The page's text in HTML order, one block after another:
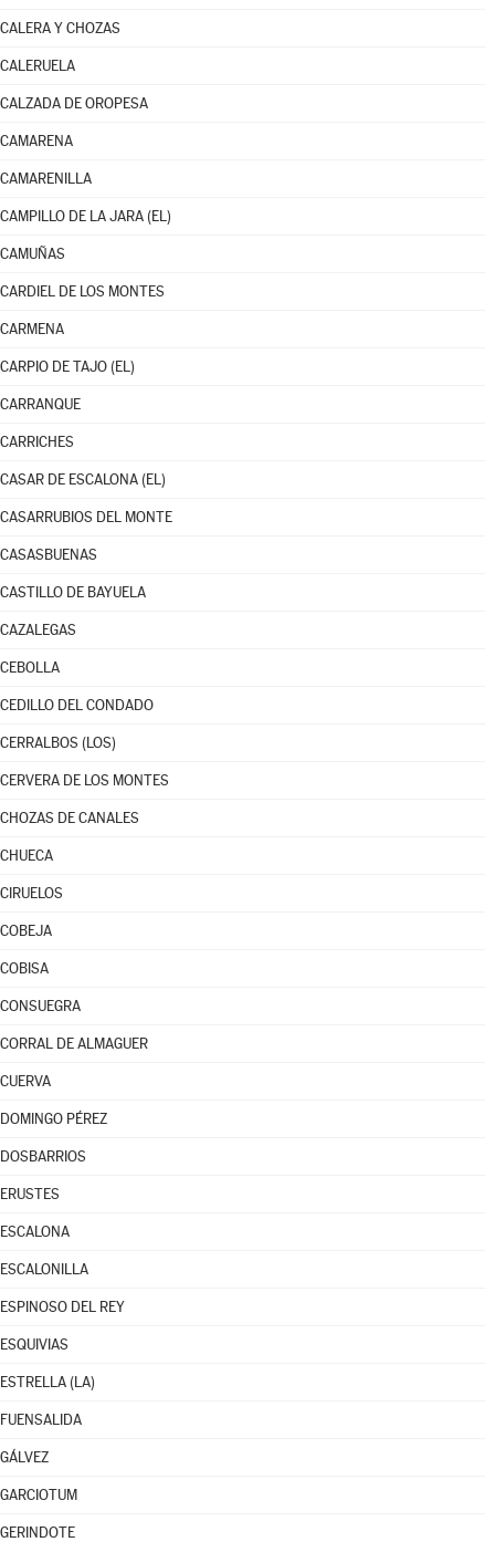
CALERA Y CHOZAS
CALERUELA
CALZADA DE OROPESA
CAMARENA
CAMARENILLA
CAMPILLO DE LA JARA (EL)
CAMUÑAS
CARDIEL DE LOS MONTES
CARMENA
CARPIO DE TAJO (EL)
CARRANQUE
CARRICHES
CASAR DE ESCALONA (EL)
CASARRUBIOS DEL MONTE
CASASBUENAS
CASTILLO DE BAYUELA
CAZALEGAS
CEBOLLA
CEDILLO DEL CONDADO
CERRALBOS (LOS)
CERVERA DE LOS MONTES
CHOZAS DE CANALES
CHUECA
CIRUELOS
COBEJA
COBISA
CONSUEGRA
CORRAL DE ALMAGUER
CUERVA
DOMINGO PÉREZ
DOSBARRIOS
ERUSTES
ESCALONA
ESCALONILLA
ESPINOSO DEL REY
ESQUIVIAS
ESTRELLA (LA)
FUENSALIDA
GÁLVEZ
GARCIOTUM
GERINDOTE